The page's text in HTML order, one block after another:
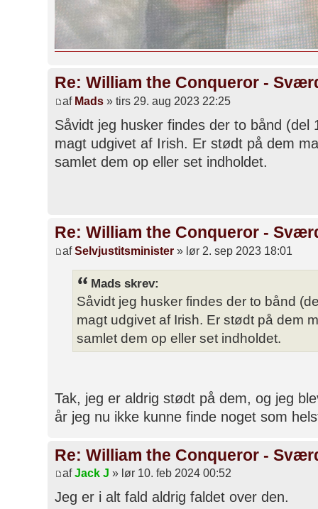
Re: William the Conqueror -
af Mads » tirs 29. aug 2023 22:25
Såvidt jeg husker findes der to bånd
magt udgivet af Irish. Er stødt på dem
samlet dem op eller set indholdet.
Re: William the Conqueror -
afSelvjustitsminister » lør 2. sep 2023 18:01
Mads skrev:
Såvidt jeg husker findes der to bånd
magt udgivet af Irish. Er stødt på dem
samlet dem op eller set indholdet.
Tak, jeg er aldrig stødt på dem, og jeg
år jeg nu ikke kunne finde noget som
Re: William the Conqueror -
afJack J » lør 10. feb 2024 00:52
Jeg er i alt fald aldrig faldet over den.